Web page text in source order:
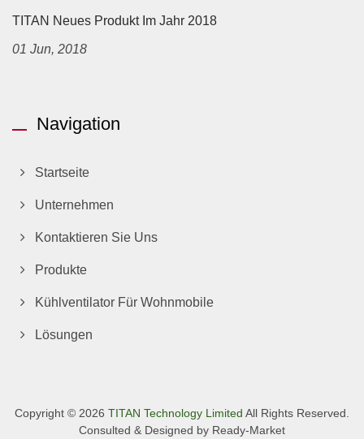
TITAN Neues Produkt Im Jahr 2018
01 Jun, 2018
Navigation
Startseite
Unternehmen
Kontaktieren Sie Uns
Produkte
Kühlventilator Für Wohnmobile
Lösungen
Copyright © 2026 TITAN Technology Limited All Rights Reserved.
Consulted & Designed by Ready-Market